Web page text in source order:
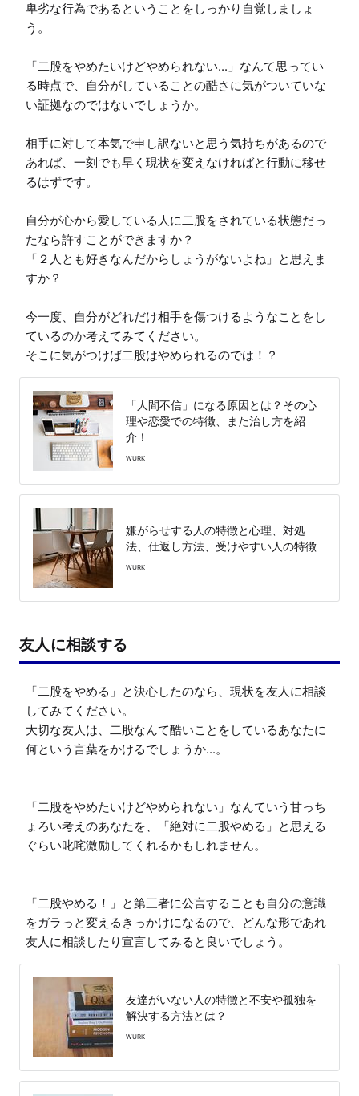
卑劣な行為であるということをしっかり自覚しましょ
う。
「二股をやめたいけどやめられない...」なんて思ってい
る時点で、自分がしていることの酷さに気がついていな
い証拠なのではないでしょうか。
相手に対して本気で申し訳ないと思う気持ちがあるので
あれば、一刻でも早く現状を変えなければと行動に移せ
るはずです。
自分が心から愛している人に二股をされている状態だっ
たなら許すことができますか？
「２人とも好きなんだからしょうがないよね」と思えま
すか？
今一度、自分がどれだけ相手を傷つけるようなことをし
ているのか考えてみてください。
そこに気がつけば二股はやめられるのでは！？
「人間不信」になる原因とは？その心
理や恋愛での特徴、また治し方を紹
介！
WURK
嫌がらせする人の特徴と心理、対処
法、仕返し方法、受けやすい人の特徴
WURK
友人に相談する
「二股をやめる」と決心したのなら、現状を友人に相談
してみてください。
大切な友人は、二股なんて酷いことをしているあなたに
何という言葉をかけるでしょうか...。
「二股をやめたいけどやめられない」なんていう甘っち
ょろい考えのあなたを、「絶対に二股やめる」と思える
ぐらい叱咤激励してくれるかもしれません。
「二股やめる！」と第三者に公言することも自分の意識
をガラっと変えるきっかけになるので、どんな形であれ
友人に相談したり宣言してみると良いでしょう。
友達がいない人の特徴と不安や孤独を
解決する方法とは？
WURK